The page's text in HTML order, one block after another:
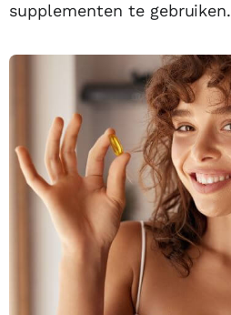
supplementen te gebruiken.